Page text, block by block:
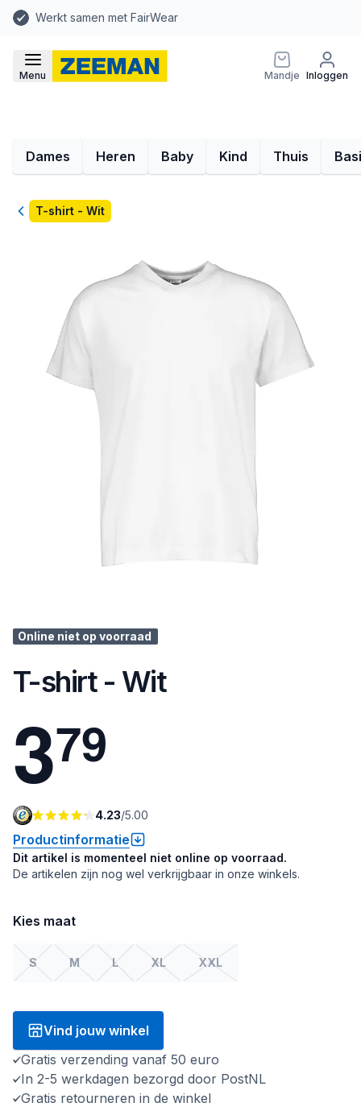
Werkt samen met FairWear
Menu Mandje Inloggen
Dames Heren Baby Kind Thuis
TerugT-shirt - Wit
Online niet op voorraad
T-shirt - Wit
379
4.23/5.00
Productinformatie
Dit artikel is momenteel niet online op voorraad.
De artikelen zijn nog wel verkrijgbaar in onze winkels.
Kies maat
S M L XL XXL
Vind jouw winkel
Gratis verzending vanaf 50 euro
In 2-5 werkdagen bezorgd door PostNL
Gratis retourneren in de winkel